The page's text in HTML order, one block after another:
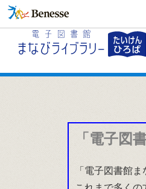
「電子図
「電子図書館